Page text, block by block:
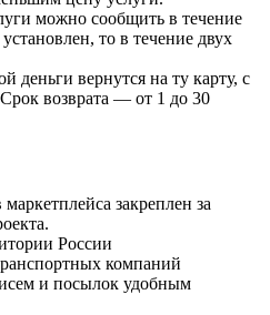
можно сообщить в течение
то в течение двух
деньги вернутся на ту карту, с
возврата — от 1 до 30
закреплен за
России
компаний
и посылок удобным